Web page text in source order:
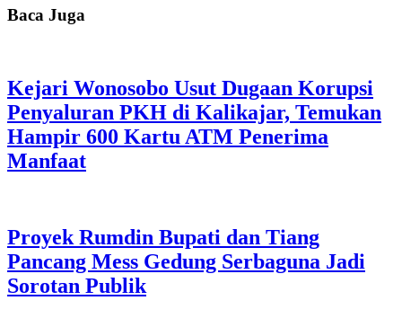
Baca Juga
Kejari Wonosobo Usut Dugaan Korupsi
Penyaluran PKH di Kalikajar, Temukan
Hampir 600 Kartu ATM Penerima
Manfaat
Proyek Rumdin Bupati dan Tiang
Pancang Mess Gedung Serbaguna Jadi
Sorotan Publik